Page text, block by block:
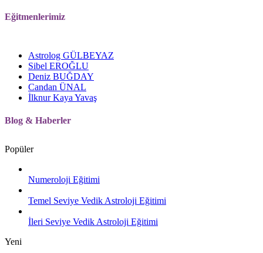
Eğitmenlerimiz
Astrolog GÜLBEYAZ
Sibel EROĞLU
Deniz BUĞDAY
Candan ÜNAL
İlknur Kaya Yavaş
Blog & Haberler
Popüler
Numeroloji Eğitimi
Temel Seviye Vedik Astroloji Eğitimi
İleri Seviye Vedik Astroloji Eğitimi
Yeni